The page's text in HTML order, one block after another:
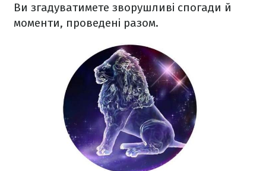
Ви згадуватимете зворушливі спогади й
моменти, проведені разом.